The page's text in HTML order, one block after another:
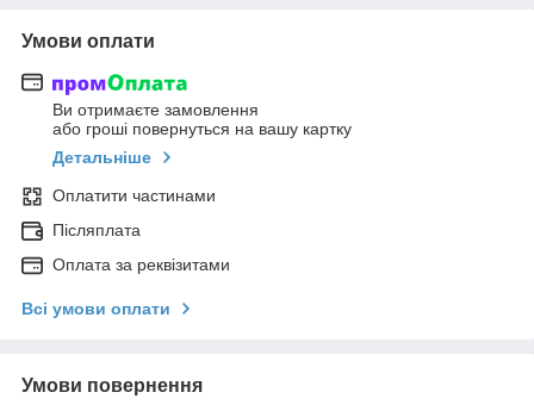
Умови оплати
Ви отримаєте замовлення
або гроші повернуться на вашу картку
Детальніше
Оплатити частинами
Післяплата
Оплата за реквізитами
Всі умови оплати
Умови повернення